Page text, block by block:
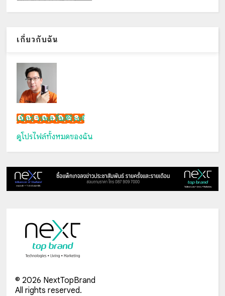
เกี่ยวกับฉัน
เน็กซ์ วรพล ลิ่มศิริวงศ์
ดูโปรไฟล์ทั้งหมดของฉัน
© 2026 NextTopBrand
All rights reserved.